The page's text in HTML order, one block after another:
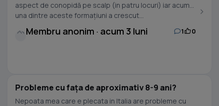
aspect de conopidă pe scalp (in patru locuri) iar acum
una dintre aceste formațiuni a crescut...
Membru anonim · acum 3 luni 1 0
Probleme cu fața de aproximativ 8-9 ani?
Nepoata mea care e plecata in Italia are probleme cu